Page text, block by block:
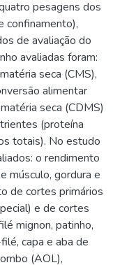
pesagens dos
confinamento),
de avaliação do
avaliadas foram:
seca (CMS),
alimentar
seca (CDMS)
(proteína
totais). No estudo
o rendimento
músculo, gordura e
de cortes primários
e de cortes
mignon, patinho,
capa e aba de
(AOL),